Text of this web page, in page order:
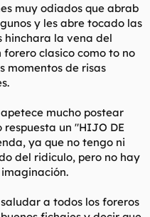
muy odiados que abrab
y les abre tocado las
hinchara la vena del
forero clasico como to no
momentos de risas
mucho postear
un "HIJO DE
ya que no tengo ni
del ridiculo, pero no hay
a todos los foreros